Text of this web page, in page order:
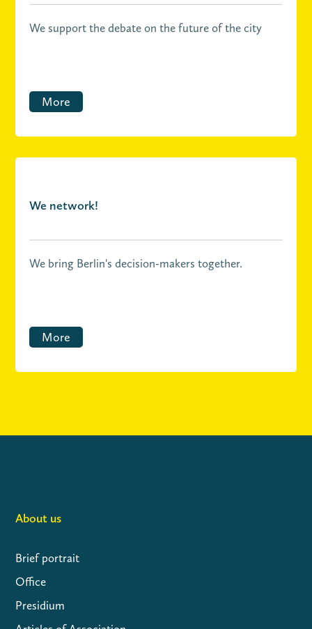
We support the debate on the future of the city
More
We network!
We bring Berlin's decision-makers together.
More
About us
Brief portrait
Office
Presidium